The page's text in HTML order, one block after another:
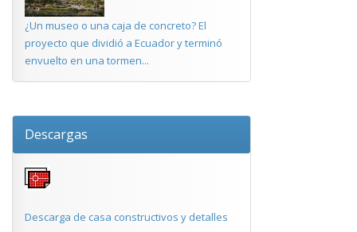
¿Un museo o una caja de concreto? El
proyecto que dividió a Ecuador y terminó
envuelto en una tormen...
Descargas
Descarga de casa constructivos y detalles